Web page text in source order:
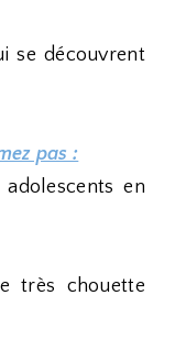
se découvrent
pas :
en
très chouette